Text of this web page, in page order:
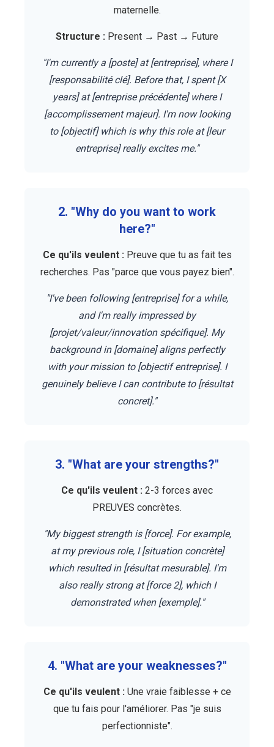
maternelle.
Structure : Present → Past → Future
"I'm currently a [poste] at [entreprise], where I
[responsabilité clé]. Before that, I spent [X
years] at [entreprise précédente] where I
[accomplissement majeur]. I'm now looking
to [objectif] which is why this role at [leur
entreprise] really excites me."
2. "Why do you want to work
here?"
Ce qu'ils veulent :Preuve que tu as fait tes
recherches. Pas "parce que vous payez bien".
"I've been following [entreprise] for a while,
and I'm really impressed by
[projet/valeur/innovation spécifique]. My
background in [domaine] aligns perfectly
with your mission to [objectif entreprise]. I
genuinely believe I can contribute to [résultat
concret]."
3. "What are your strengths?"
Ce qu'ils veulent : 2-3 forces avec
PREUVES concrètes.
"My biggest strength is [force]. For example,
at my previous role, I [situation concrète]
which resulted in [résultat mesurable]. I'm
also really strong at [force 2], which I
demonstrated when [exemple]."
4. "What are your weaknesses?"
Ce qu'ils veulent :Une vraie faiblesse + ce
que tu fais pour l'améliorer. Pas "je suis
perfectionniste".